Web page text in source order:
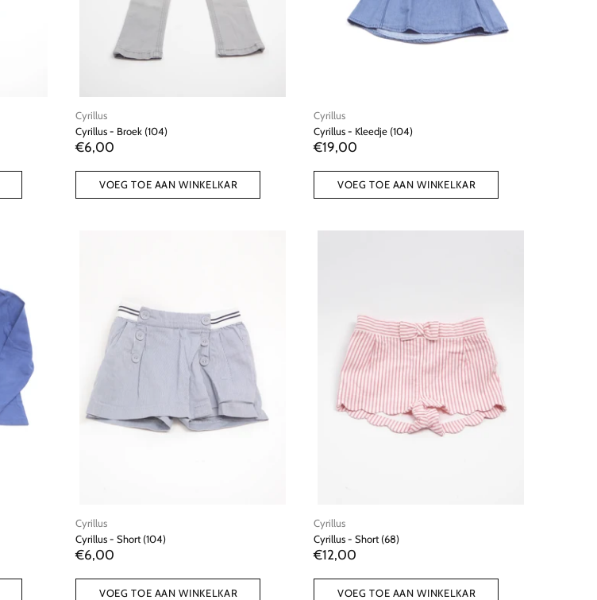
Cyrillus
Cyrillus - Broek (104)
€6,00
VOEG TOE AAN WINKELKAR
Cyrillus
Cyrillus - Kleedje (104)
€19,00
VOEG TOE AAN WINKELKAR
Cyrillus
Cyrillus - Short (104)
€6,00
VOEG TOE AAN WINKELKAR
Cyrillus
Cyrillus - Short (68)
€12,00
VOEG TOE AAN WINKELKAR